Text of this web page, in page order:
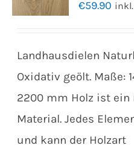
€59.90
Landhausdielen
Oxidativ geölt. Maße:
2200 mm Holz ist ein
Material. Jedes
und kann der Holzart